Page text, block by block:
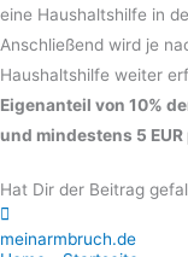
eine Haushaltshilfe in
Anschließend wird je
Haushaltshilfe weiter
Eigenanteil von 10%
und mindestens 5 EUR
Hat Dir der Beitrag
meinarmbruch.de